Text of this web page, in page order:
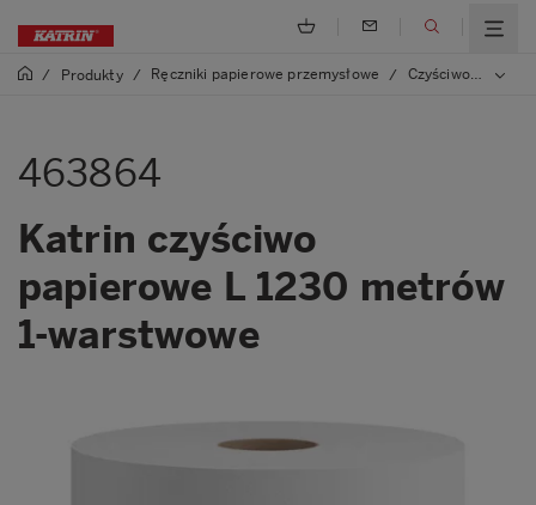
/ Produkty / Ręczniki papierowe przemysłowe / Czyściwo papierowe
463864
Katrin czyściwo
papierowe L 1230 metrów
1-warstwowe